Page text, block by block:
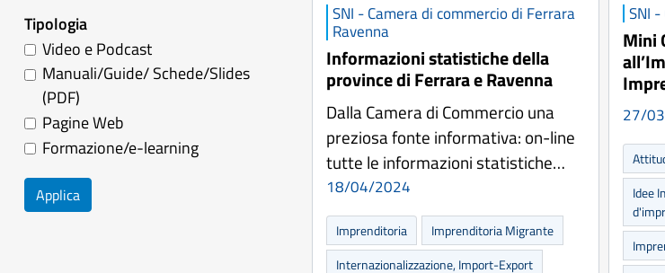
Tipologia
Video e Podcast
Manuali/Guide/ Schede/Slides
(PDF)
Pagine Web
Formazione/e-learning
Applica
SNI - Camera di commercio di Ferrara
Ravenna
Informazioni statistiche della
province di Ferrara e Ravenna
Dalla Camera di Commercio una
preziosa fonte informativa: on-line
tutte le informazioni statistiche…
18/04/2024
Imprenditoria
Imprenditoria Migrante
Internazionalizzazione, Import-Export
SNI
Mini
27/
Idee